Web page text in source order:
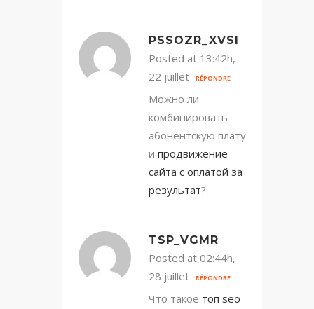
PSSOZR_XVSI
Posted at 13:42h,
22 juillet
RÉPONDRE
Можно ли
комбинировать
абонентскую плату
и продвижение
сайта с оплатой за
результат?
TSP_VGMR
Posted at 02:44h,
28 juillet
RÉPONDRE
Что такое топ seo